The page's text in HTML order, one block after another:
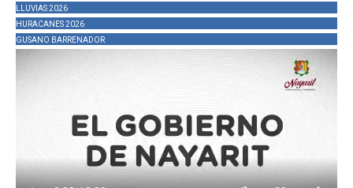
LLUVIAS 2026
HURACANES 2026
GUSANO BARRENADOR